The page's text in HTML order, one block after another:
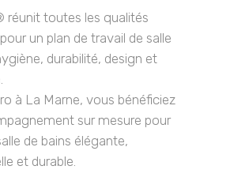
réunit toutes les qualités
un plan de travail de salle
durabilité, design et
à La Marne, vous bénéficiez
sur mesure pour
de bains élégante,
et durable.